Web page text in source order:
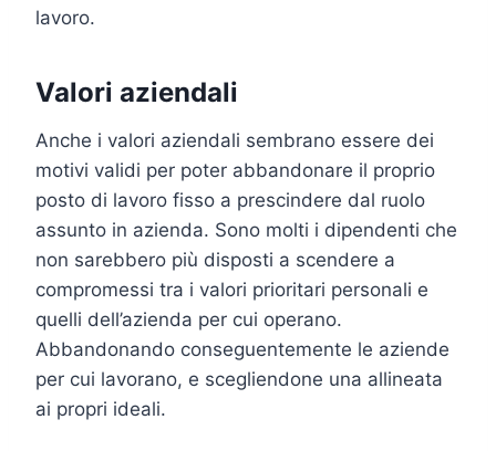
lavoro.
Valori aziendali
Anche i valori aziendali sembrano essere dei
motivi validi per poter abbandonare il proprio
posto di lavoro fisso a prescindere dal ruolo
assunto in azienda. Sono molti i dipendenti che
non sarebbero più disposti a scendere a
compromessi tra i valori prioritari personali e
quelli dell’azienda per cui operano.
Abbandonando conseguentemente le aziende
per cui lavorano, e scegliendone una allineata
ai propri ideali.